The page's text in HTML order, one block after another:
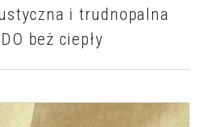
i trudnopalna
beż ciepły